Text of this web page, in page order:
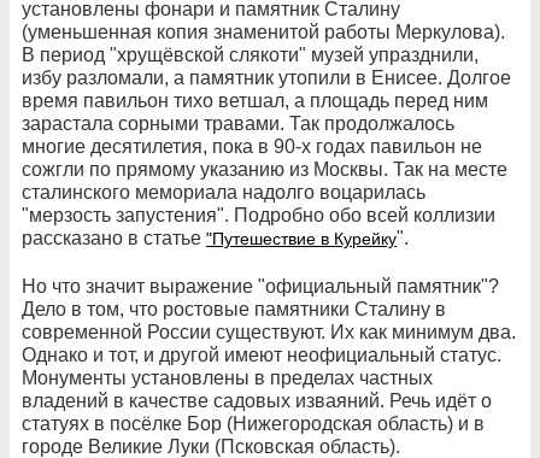
установлены фонари и памятник Сталину
(уменьшенная копия знаменитой работы Меркулова).
В период "хрущёвской слякоти" музей упразднили,
избу разломали, а памятник утопили в Енисее. Долгое
время павильон тихо ветшал, а площадь перед ним
зарастала сорными травами. Так продолжалось
многие десятилетия, пока в 90-х годах павильон не
сожгли по прямому указанию из Москвы. Так на месте
сталинского мемориала надолго воцарилась
"мерзость запустения". Подробно обо всей коллизии
рассказано в статье "Путешествие в Курейку".
Но что значит выражение "официальный памятник"?
Дело в том, что ростовые памятники Сталину в
современной России существуют. Их как минимум два.
Однако и тот, и другой имеют неофициальный статус.
Монументы установлены в пределах частных
владений в качестве садовых изваяний. Речь идёт о
статуях в посёлке Бор (Нижегородская область) и в
городе Великие Луки (Псковская область).